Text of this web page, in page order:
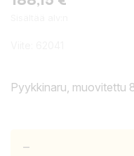
Pyykkinaru, muovitettu
–